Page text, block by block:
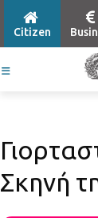
Citizen
Σκηνή